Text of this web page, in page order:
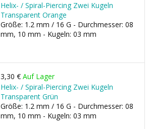
Helix- / Spiral-Piercing Zwei Kugeln
Transparent Orange
Größe: 1.2 mm / 16 G - Durchmesser: 08
mm, 10 mm - Kugeln: 03 mm
3,30 € Auf Lager
Helix- / Spiral-Piercing Zwei Kugeln
Transparent Grün
Größe: 1.2 mm / 16 G - Durchmesser: 08
mm, 10 mm - Kugeln: 03 mm